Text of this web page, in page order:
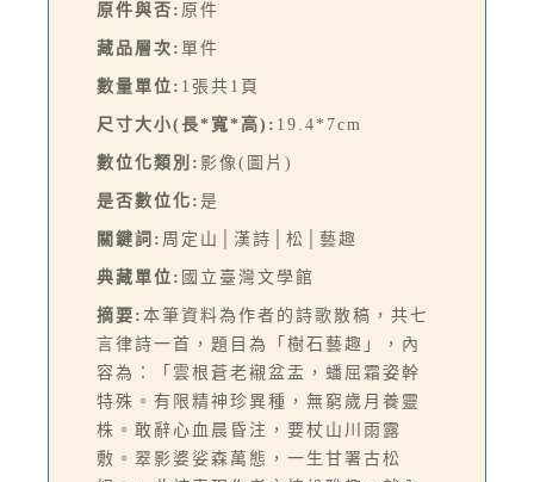
原件與否: 原件
藏品層次: 單件
數量單位: 1張共1頁
尺寸大小(長*寬*高): 19.4*7cm
數位化類別: 影像(圖片)
是否數位化: 是
關鍵詞: 周定山│漢詩│松│藝趣
典藏單位: 國立臺灣文學館
摘要: 本筆資料為作者的詩歌散稿，共七
言律詩一首，題目為「樹石藝趣」，內
容為：「雲根蒼老襯盆盂，蟠屈霜姿幹
特殊。有限精神珍異種，無窮歲月養靈
株。敢辭心血晨昏注，要杖山川雨露
敷。翠影婆娑森萬態，一生甘署古松